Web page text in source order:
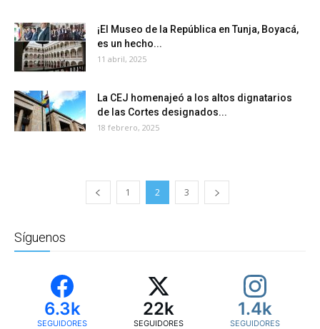
¡El Museo de la República en Tunja, Boyacá,
es un hecho...
11 abril, 2025
La CEJ homenajeó a los altos dignatarios
de las Cortes designados...
18 febrero, 2025
1 2 3
Síguenos
6.3k
SEGUIDORES
22k
SEGUIDORES
1.4k
SEGUIDORES